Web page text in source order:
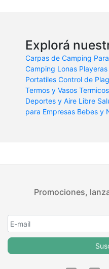
Explorá
Carpas de Camping
Camping Lonas Playeras
Portatiles Control de
Termos y Vasos Termicos
Deportes y Aire Libre
para Empresas Bebes y
Promociones,